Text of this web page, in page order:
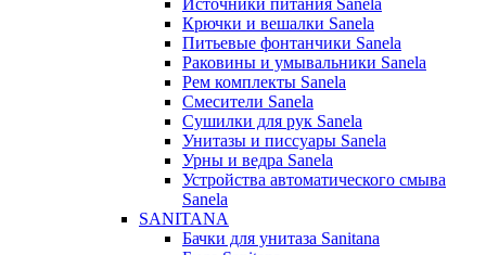
Источники питания Sanela
Крючки и вешалки Sanela
Питьевые фонтанчики Sanela
Раковины и умывальники Sanela
Рем комплекты Sanela
Смесители Sanela
Сушилки для рук Sanela
Унитазы и писсуары Sanela
Урны и ведра Sanela
Устройства автоматического смыва
Sanela
SANITANA
Бачки для унитаза Sanitana